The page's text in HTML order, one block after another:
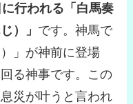
行われる「白馬奏
）」 です。神馬で
」が神前に登場
る神事です。この
災が叶うと言われ